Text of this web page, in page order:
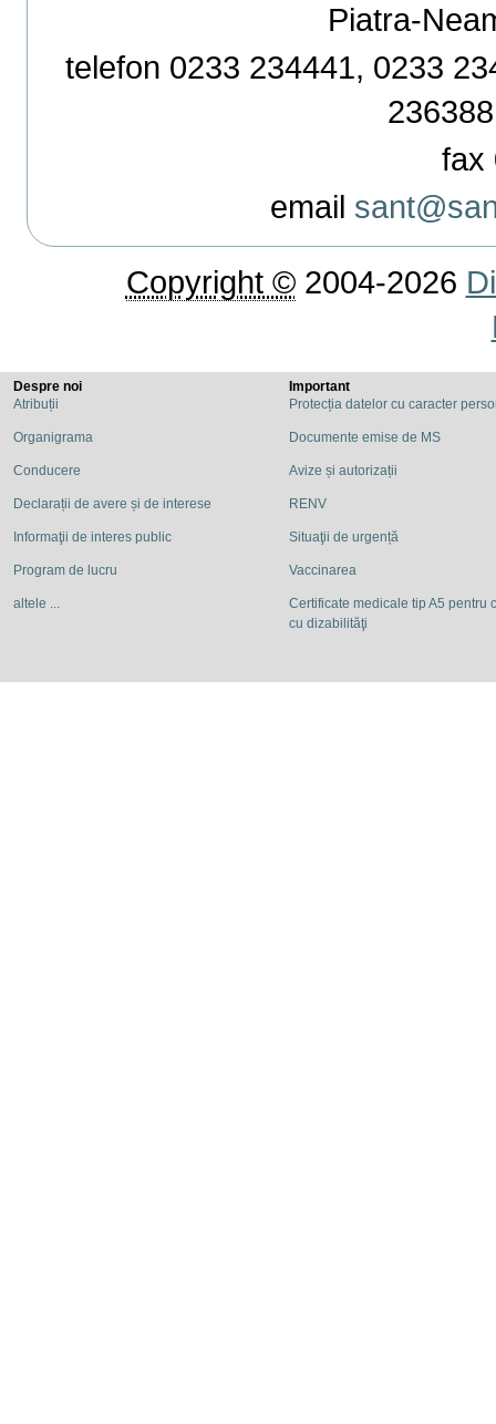
Piatra-
telefon 0233 234441, 0233
fax
email
Copyright ©2004-2026
Despre noi
Atribuții
Organigrama
Conducere
Declarații de avere și de interese
Informaţii de interes public
Program de lucru
altele ...
Important
Protecția datelor cu caracter
Documente emise de MS
Avize și autorizații
RENV
Situaţii de urgență
Vaccinarea
Certificate medicale tip A5 pentru
cu dizabilităţi